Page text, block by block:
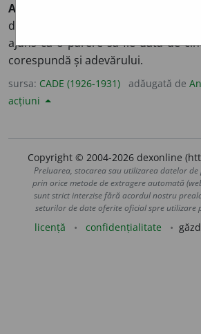
AMICUS PLATO, SED MAGIS AMICA
drag Platon, dar mai drag îmi este
ajuns ca o părere să fie dată de
corespundă și adevărului.
sursa: CADE (1926-1931) adăugată de
acțiuni
Copyright © 2004-2026 dexonline
Preluarea, stocarea sau utilizarea datelor de
prin orice metode de extragere automată
sunt strict interzise fără acordul nostru
seturilor de date oferite oficial spre utilizare
licență confidențialitate